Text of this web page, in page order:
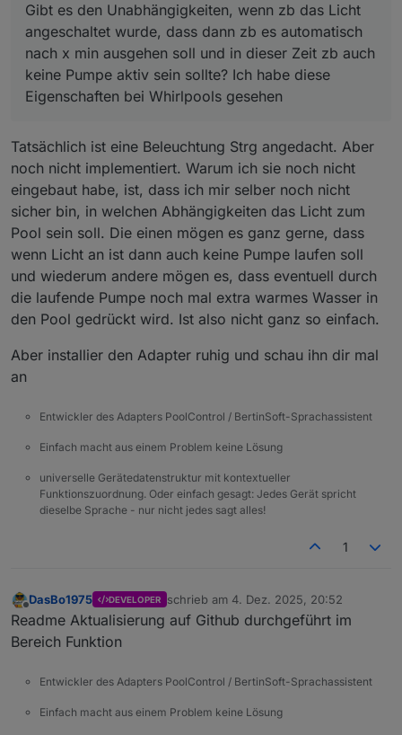
Gibt es den Unabhängigkeiten, wenn zb das Licht
angeschaltet wurde, dass dann zb es automatisch
nach x min ausgehen soll und in dieser Zeit zb auch
keine Pumpe aktiv sein sollte? Ich habe diese
Eigenschaften bei Whirlpools gesehen
Tatsächlich ist eine Beleuchtung Strg angedacht. Aber
noch nicht implementiert. Warum ich sie noch nicht
eingebaut habe, ist, dass ich mir selber noch nicht
sicher bin, in welchen Abhängigkeiten das Licht zum
Pool sein soll. Die einen mögen es ganz gerne, dass
wenn Licht an ist dann auch keine Pumpe laufen soll
und wiederum andere mögen es, dass eventuell durch
die laufende Pumpe noch mal extra warmes Wasser in
den Pool gedrückt wird. Ist also nicht ganz so einfach.
Aber installier den Adapter ruhig und schau ihn dir mal
an
Entwickler des Adapters PoolControl / BertinSoft-Sprachassistent
Einfach macht aus einem Problem keine Lösung
universelle Gerätedatenstruktur mit kontextueller
Funktionszuordnung. Oder einfach gesagt: Jedes Gerät spricht
dieselbe Sprache - nur nicht jedes sagt alles!
1
Offline
DasBo1975 DEVELOPER schrieb am 4. Dez. 2025, 20:52
zuletzt editiert von
Readme Aktualisierung auf Github durchgeführt im
Bereich Funktion
Entwickler des Adapters PoolControl / BertinSoft-Sprachassistent
Einfach macht aus einem Problem keine Lösung